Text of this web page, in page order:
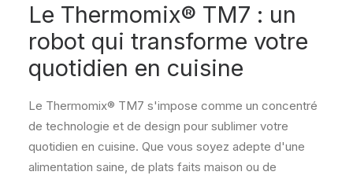
Le Thermomix® TM7 : un
robot qui transforme votre
quotidien en cuisine
Le Thermomix® TM7 s'impose comme un concentré
de technologie et de design pour sublimer votre
quotidien en cuisine. Que vous soyez adepte d'une
alimentation saine, de plats faits maison ou de